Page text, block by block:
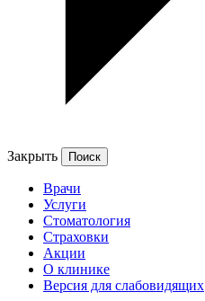
Закрыть
Врачи
Услуги
Стоматология
Страховки
Акции
О клинике
Версия для слабовидящих